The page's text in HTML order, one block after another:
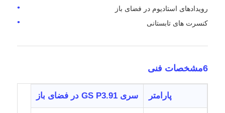
رویدادهای استادیوم در فضای باز
کنسرت های تابستانی
6مشخصات فنی
پارامتر سری GS P3.91 در فضای باز